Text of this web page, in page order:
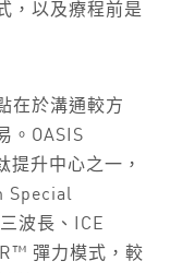
，以及療程前是
在於溝通較方
。OASIS
提升中心之一，
Special
波長、ICE
彈力模式，較